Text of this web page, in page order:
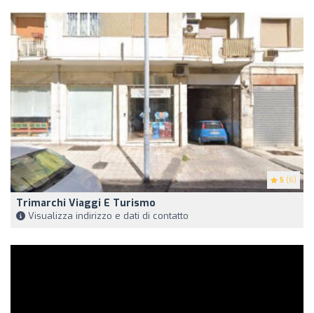
5 (6)
Trimarchi Viaggi E Turismo
Visualizza indirizzo e dati di contatto